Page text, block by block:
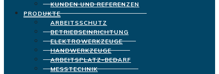
KUNDEN UND REFERENZEN
PRODUKTE
ARBEITSSCHUTZ
BETRIEBSEINRICHTUNG
ELEKTROWERKZEUGE
HANDWERKZEUGE
ARBEITSPLATZ-BEDARF
MESSTECHNIK